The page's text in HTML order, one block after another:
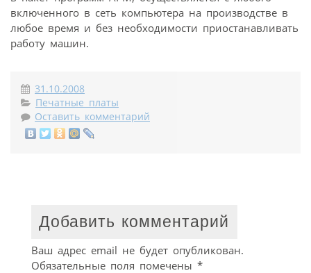
включенного в сеть компьютера на производстве в
любое время и без необходимости приостанавливать
работу машин.
31.10.2008
Печатные платы
Оставить комментарий
Добавить комментарий
Ваш адрес email не будет опубликован.
Обязательные поля помечены *